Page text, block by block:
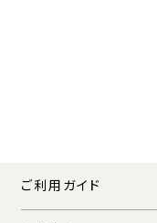
ご利用ガイド